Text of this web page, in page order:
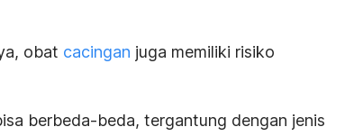
obat cacingan juga memiliki risiko
berbeda-beda, tergantung dengan jenis